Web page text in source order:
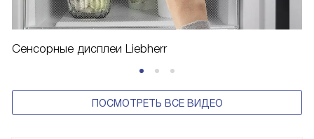
Сенсорные дисплеи Liebherr
ПОСМОТРЕТЬ ВСЕ ВИДЕО